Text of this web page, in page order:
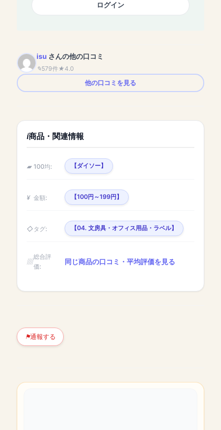
ログイン
isu さんの他の口コミ
579件
4.0
他の口コミを見る
商品・関連情報
100均: 【ダイソー】
金額: 【100円～199円】
タグ: 【04. 文房具・オフィス用品・ラベル】
総合評
価:
同じ商品の口コミ・平均評価を見る
通報する